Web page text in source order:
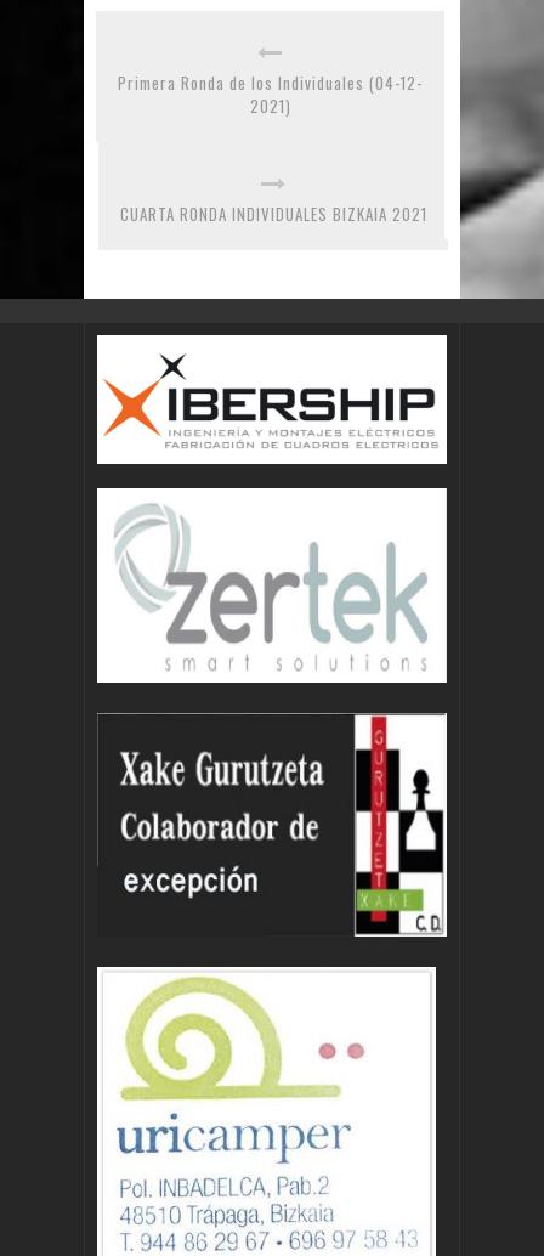
Primera Ronda de los Individuales (04-12-
2021)
CUARTA RONDA INDIVIDUALES BIZKAIA 2021